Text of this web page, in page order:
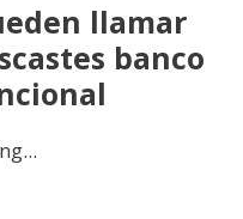
llamar
banco